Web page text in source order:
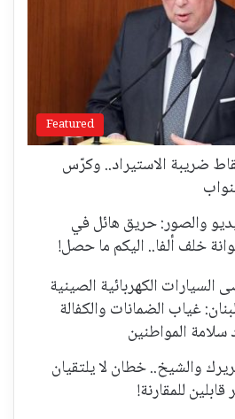
Featured
ضريبة الاستيراد.. وكرّس
والصور: حريق هائل في
خلف ألفا.. اليكم ما حصل!
السيارات الكهربائية الصينية
غياب الضمانات والكفالة
سلامة المواطنين
والشيخ.. خطان لا يلتقيان
للمقارنة!